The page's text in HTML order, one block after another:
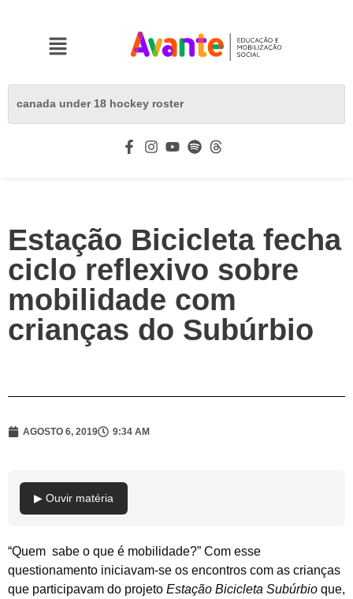
Estação Bicicleta fecha
ciclo reflexivo sobre
mobilidade com
crianças do Subúrbio
AGOSTO 6, 2019 9:34 AM
▶ Ouvir matéria
“Quem sabe o que é mobilidade?” Com esse
questionamento iniciavam-se os encontros com as crianças
que participavam do projeto Estação Bicicleta Subúrbio que,